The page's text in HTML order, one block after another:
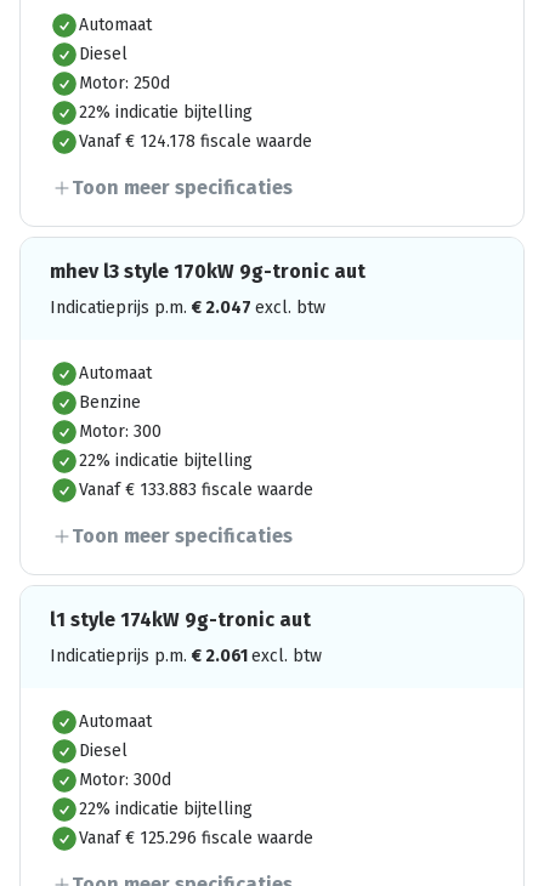
Automaat
Diesel
Motor: 250d
22% indicatie bijtelling
Vanaf € 124.178 fiscale waarde
Toon meer specificaties
mhev l3 style 170kW 9g-tronic aut
Indicatieprijs p.m. € 2.047 excl. btw
Automaat
Benzine
Motor: 300
22% indicatie bijtelling
Vanaf € 133.883 fiscale waarde
Toon meer specificaties
l1 style 174kW 9g-tronic aut
Indicatieprijs p.m. € 2.061excl. btw
Automaat
Diesel
Motor: 300d
22% indicatie bijtelling
Vanaf € 125.296 fiscale waarde